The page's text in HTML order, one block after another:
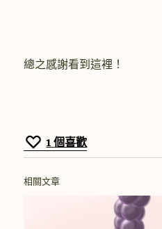
總之感謝看到這裡！
1 個喜歡
相關文章